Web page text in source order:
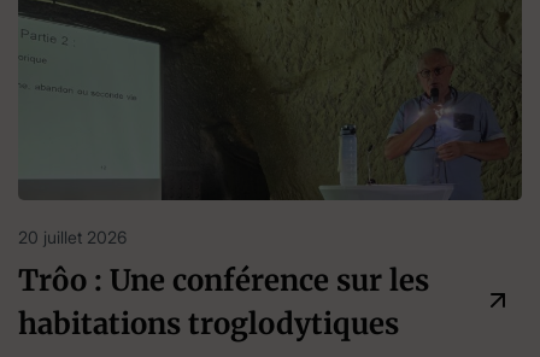
20 juillet 2026
Trôo : Une conférence sur les
habitations troglodytiques